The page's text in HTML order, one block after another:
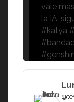
vale
la IA,
#katya